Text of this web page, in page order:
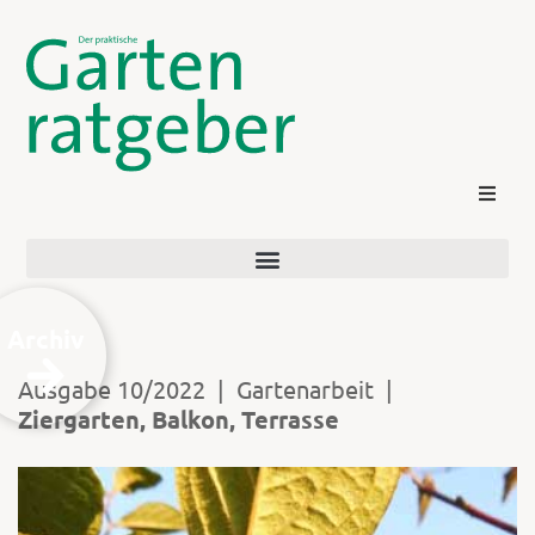
Login
Ausgabe 10/2022 | Gartenarbeit |
Ziergarten, Balkon, Terrasse